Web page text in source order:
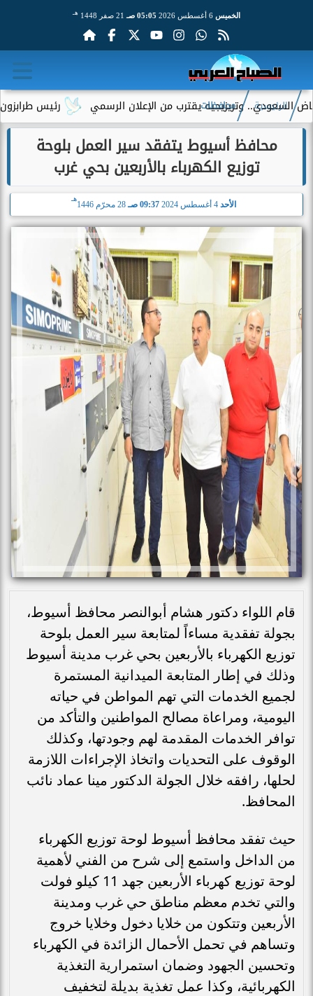
الخميس 05:05 صـ 21 صفر 1448 هـ
رئيس طرابزون سبور وتريزيجيه يقترب من الإعلان الرسمي
الرئيسية محافظات
محافظ أسيوط يتفقد سير العمل بلوحة
توزيع الكهرباء بالأربعين بحي غرب
الأحد 09:37 صـ 28 محرّم 1446
هـ
قام اللواء دكتور هشام أبوالنصر محافظ أسيوط،
بجولة تفقدية مساءاً لمتابعة سير العمل بلوحة
توزيع الكهرباء بالأربعين بحي غرب مدينة أسيوط
وذلك في إطار المتابعة الميدانية المستمرة
لجميع الخدمات التي تهم المواطن في حياته
اليومية، ومراعاة مصالح المواطنين والتأكد من
توافر الخدمات المقدمة لهم وجودتها، وكذلك
الوقوف على التحديات واتخاذ الإجراءات اللازمة
لحلها، رافقه خلال الجولة الدكتور مينا عماد نائب
المحافظ.
حيث تفقد محافظ أسيوط لوحة توزيع الكهرباء
من الداخل واستمع إلى شرح من الفني لأهمية
لوحة توزيع كهرباء الأربعين جهد 11 كيلو فولت
والتي تخدم معظم مناطق حي غرب ومدينة
الأربعين وتتكون من خلايا دخول وخلايا خروج
وتساهم في تحمل الأحمال الزائدة في الكهرباء
وتحسين الجهود وضمان استمرارية التغذية
الكهربائية، وكذا عمل تغذية بديلة لتخفيف